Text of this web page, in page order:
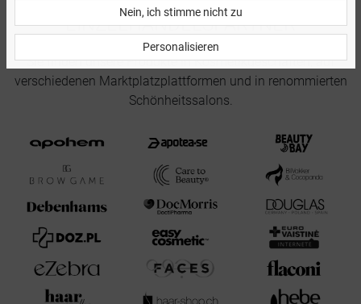
EINZELHANDELSPARTNER
Sie finden unsere Produkte in Kosmetikgeschäften, auf
verschiedenen Marktplatzplattformen und in renommierten
Schönheitssalons.
Nein, ich stimme nicht zu
Personalisieren